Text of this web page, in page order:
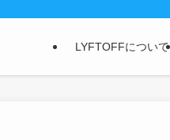
LYFTOFFについて